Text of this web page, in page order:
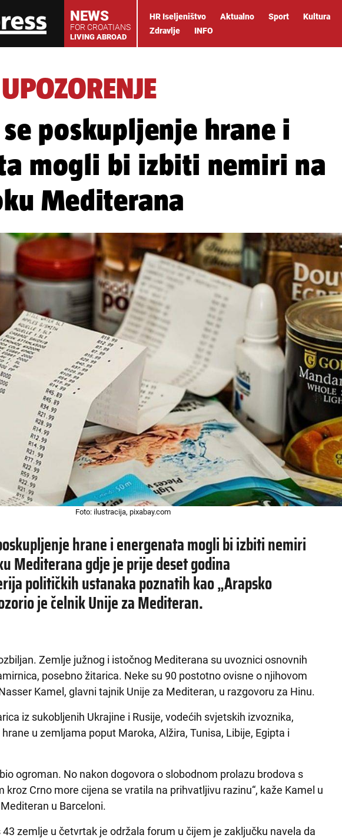
NEWS
FOR CROATIANS
LIVING ABROAD
HR Iseljeništvo Aktualno Sport Kultura
Zdravlje
INFO
poskupljenje hrane i
mogli bi izbiti nemiri na
Mediterana
Foto: ilustracija, pixabay.com
hrane i energenata mogli bi izbiti nemiri
Mediterana gdje je prije deset godina
političkih ustanaka poznatih kao „Arapsko
je čelnik Unije za Mediteran.
Zemlje južnog i istočnog Mediterana su uvoznici osnovnih
posebno žitarica. Neke su 90 postotno ovisne o njihovom
Kamel, glavni tajnik Unije za Mediteran, u razgovoru za Hinu.
iz sukobljenih Ukrajine i Rusije, vodećih svjetskih izvoznika,
u zemljama poput Maroka, Alžira, Tunisa, Libije, Egipta i
ogroman. No nakon dogovora o slobodnom prolazu brodova s
kroz Crno more cijena se vratila na prihvatljivu razinu“, kaže Kamel u
u Barceloni.
43 zemlje u četvrtak je održala forum u čijem je zaključku navela da